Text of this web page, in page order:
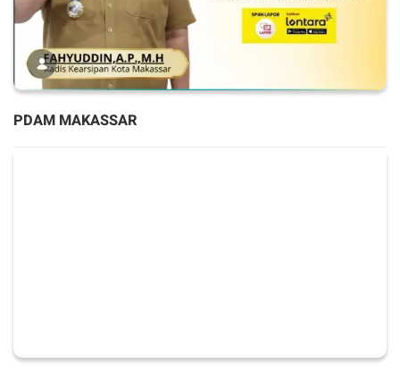
PDAM MAKASSAR